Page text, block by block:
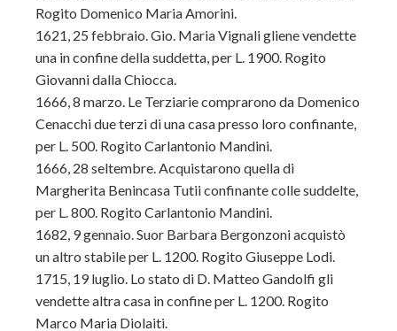
Rogito Domenico Maria Amorini.
1621, 25 febbraio. Gio. Maria Vignali gliene vendette
una in confine della suddetta, per L. 1900. Rogito
Giovanni dalla Chiocca.
1666, 8 marzo. Le Terziarie comprarono da Domenico
Cenacchi due terzi di una casa presso loro confinante,
per L. 500. Rogito Carlantonio Mandini.
1666, 28 seltembre. Acquistarono quella di
Margherita Benincasa Tutii confinante colle suddelte,
per L. 800. Rogito Carlantonio Mandini.
1682, 9 gennaio. Suor Barbara Bergonzoni acquistò
un altro stabile per L. 1200. Rogito Giuseppe Lodi.
1715, 19 luglio. Lo stato di D. Matteo Gandolfi gli
vendette altra casa in confine per L. 1200. Rogito
Marco Maria Diolaiti.